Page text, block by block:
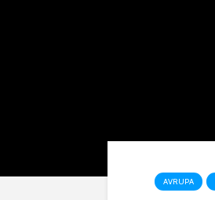
AVRUPA